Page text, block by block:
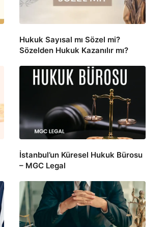
Hukuk Sayısal mı Sözel mi?
Sözelden Hukuk Kazanılır mı?
İstanbul’un Küresel Hukuk Bürosu
– MGC Legal